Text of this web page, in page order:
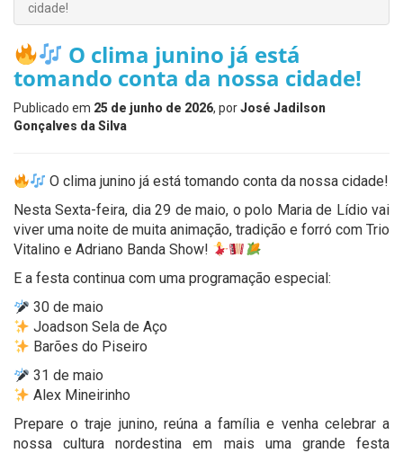
cidade!
O clima junino já está
tomando conta da nossa cidade!
Publicado em 25 de junho de 2026, porJosé Jadilson
Gonçalves da Silva
O clima junino já está tomando conta da nossa cidade!
Nesta Sexta-feira, dia 29 de maio, o polo Maria de Lídio vai
viver uma noite de muita animação, tradição e forró com Trio
Vitalino e Adriano Banda Show!
E a festa continua com uma programação especial:
30 de maio
Joadson Sela de Aço
Barões do Piseiro
31 de maio
Alex Mineirinho
Prepare o traje junino, reúna a família e venha celebrar a
nossa cultura nordestina em mais uma grande festa